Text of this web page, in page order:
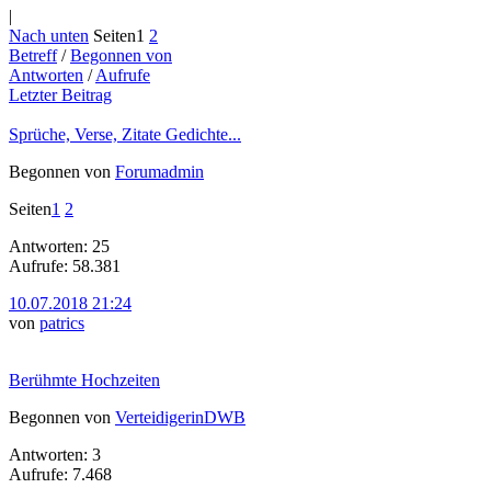
|
Nach unten Seiten1 2
Betreff/Begonnen von
Antworten /Aufrufe
Letzter Beitrag
Sprüche, Verse, Zitate Gedichte...
Begonnen von Forumadmin
Seiten1 2
Antworten: 25
Aufrufe: 58.381
10.07.2018 21:24
von patrics
Berühmte Hochzeiten
Begonnen von VerteidigerinDWB
Antworten: 3
Aufrufe: 7.468